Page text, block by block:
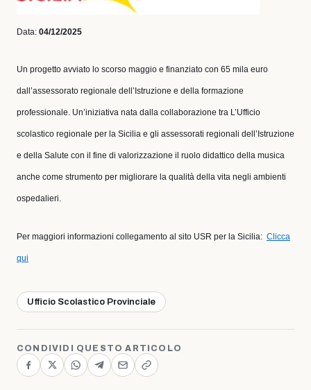
Data: 04/12/2025
Un progetto avviato lo scorso maggio e finanziato con 65 mila euro
dall’assessorato regionale dell’Istruzione e della formazione
professionale. Un’iniziativa nata dalla collaborazione tra L’Ufficio
scolastico regionale per la Sicilia e gli assessorati regionali dell’Istruzione
e della Salute con il fine di valorizzazione il ruolo didattico della musica
anche come strumento per migliorare la qualità della vita negli ambienti
ospedalieri.
Per maggiori informazioni collegamento al sito USR per la Sicilia: Clicca
qui
Ufficio Scolastico Provinciale
CONDIVIDI QUESTO ARTICOLO